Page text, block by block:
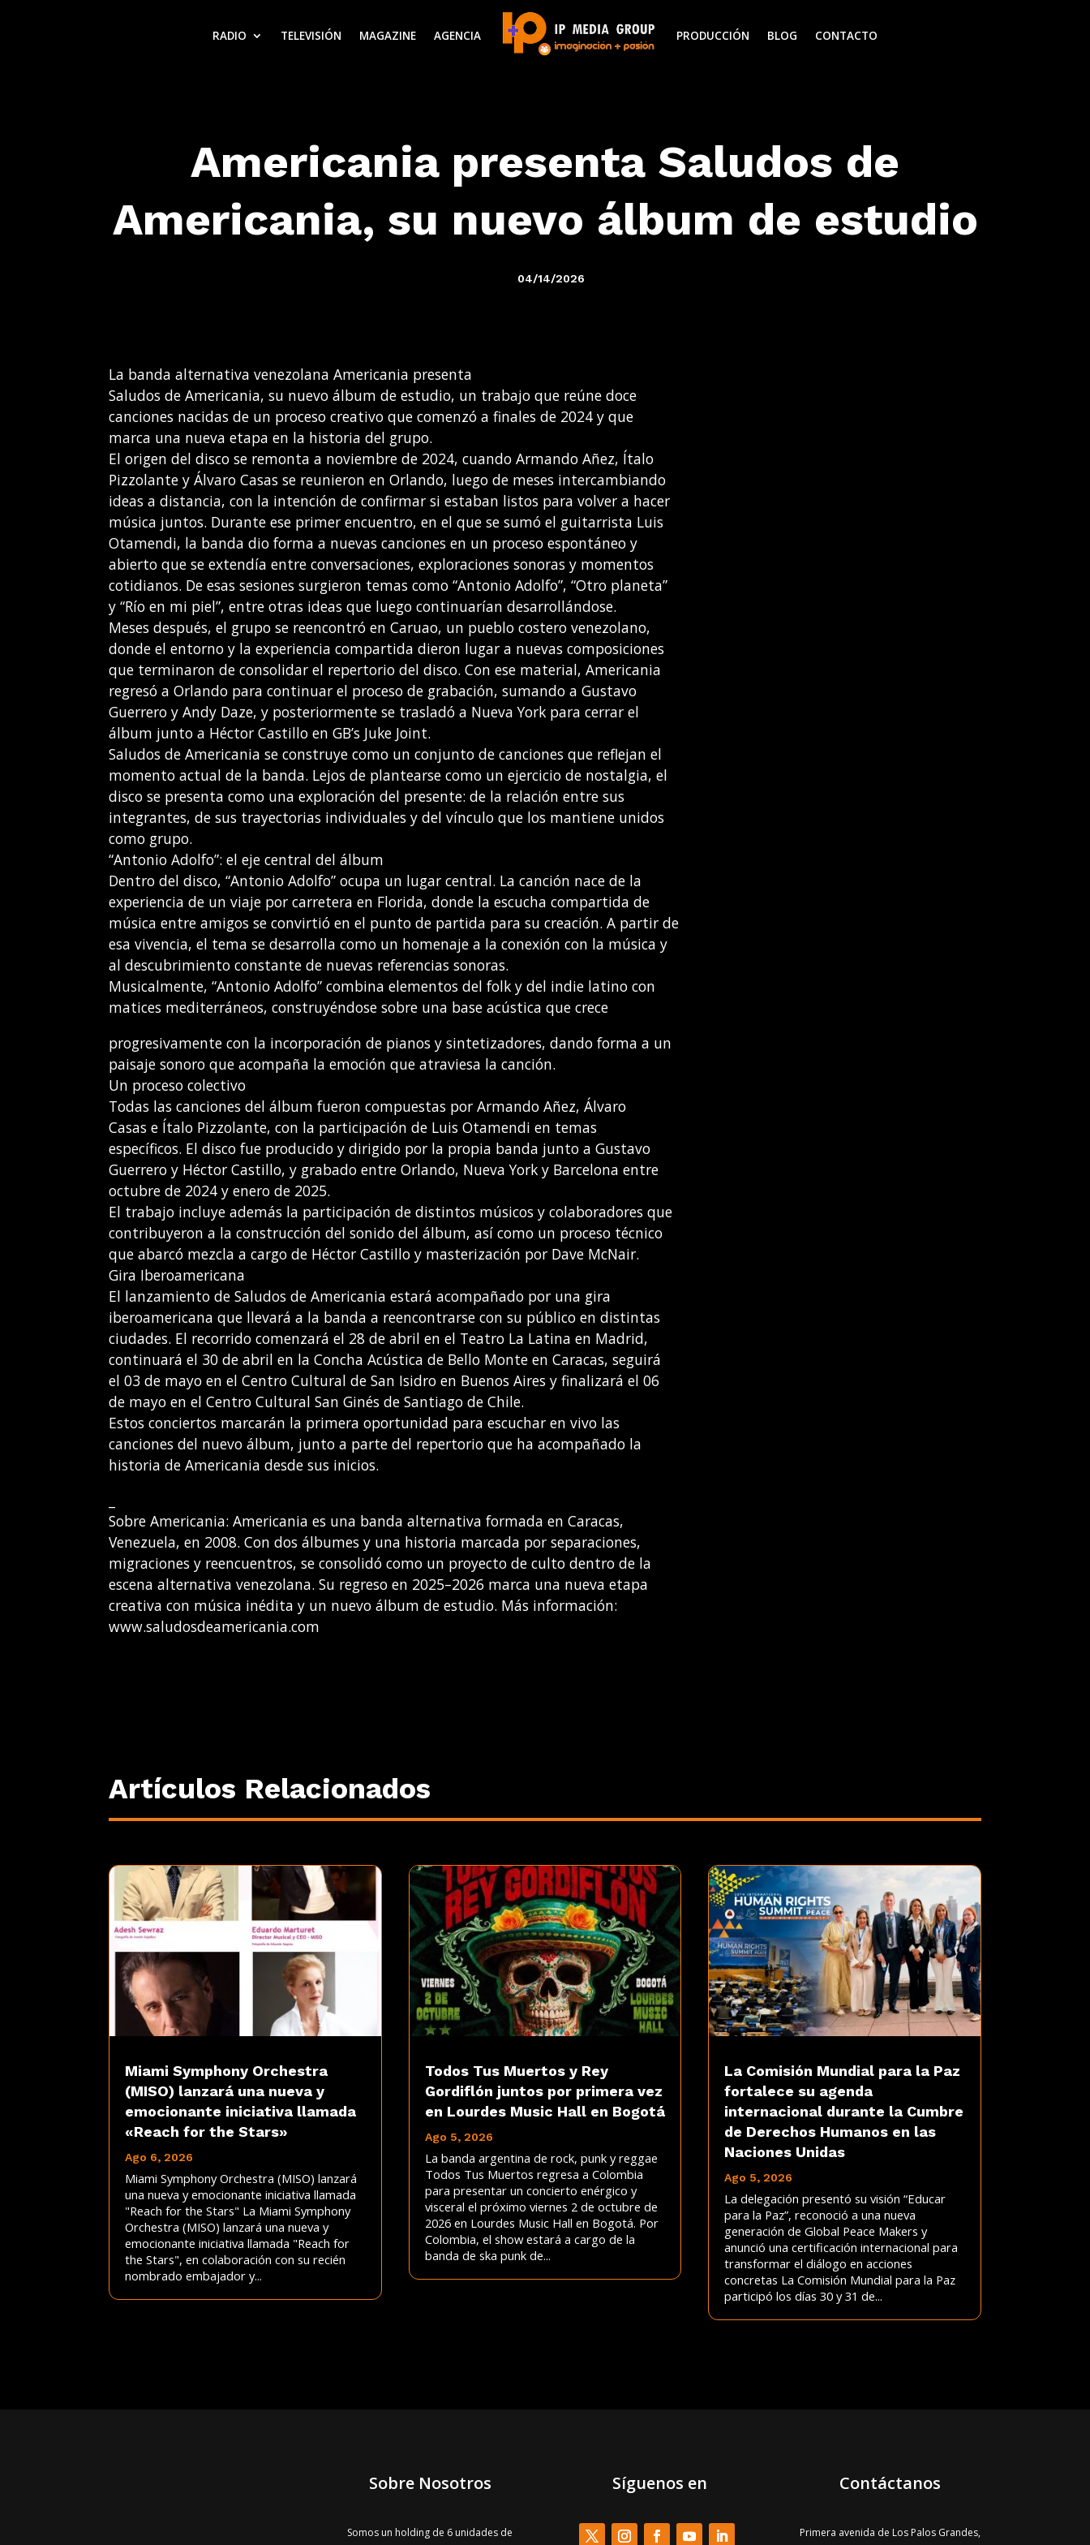
RADIO TELEVISIÓN MAGAZINE AGENCIA PRODUCCIÓN BLOG CONTACTO
Americania presenta Saludos de
Americania, su nuevo álbum de estudio
04/14/2026
La banda alternativa venezolana Americania presenta
Saludos de Americania, su nuevo álbum de estudio, un trabajo que reúne doce
canciones nacidas de un proceso creativo que comenzó a finales de 2024 y que
marca una nueva etapa en la historia del grupo.
El origen del disco se remonta a noviembre de 2024, cuando Armando Añez, Ítalo
Pizzolante y Álvaro Casas se reunieron en Orlando, luego de meses intercambiando
ideas a distancia, con la intención de confirmar si estaban listos para volver a hacer
música juntos. Durante ese primer encuentro, en el que se sumó el guitarrista Luis
Otamendi, la banda dio forma a nuevas canciones en un proceso espontáneo y
abierto que se extendía entre conversaciones, exploraciones sonoras y momentos
cotidianos. De esas sesiones surgieron temas como “Antonio Adolfo”, “Otro planeta”
y “Río en mi piel”, entre otras ideas que luego continuarían desarrollándose.
Meses después, el grupo se reencontró en Caruao, un pueblo costero venezolano,
donde el entorno y la experiencia compartida dieron lugar a nuevas composiciones
que terminaron de consolidar el repertorio del disco. Con ese material, Americania
regresó a Orlando para continuar el proceso de grabación, sumando a Gustavo
Guerrero y Andy Daze, y posteriormente se trasladó a Nueva York para cerrar el
álbum junto a Héctor Castillo en GB’s Juke Joint.
Saludos de Americania se construye como un conjunto de canciones que reflejan el
momento actual de la banda. Lejos de plantearse como un ejercicio de nostalgia, el
disco se presenta como una exploración del presente: de la relación entre sus
integrantes, de sus trayectorias individuales y del vínculo que los mantiene unidos
como grupo.
“Antonio Adolfo”: el eje central del álbum
Dentro del disco, “Antonio Adolfo” ocupa un lugar central. La canción nace de la
experiencia de un viaje por carretera en Florida, donde la escucha compartida de
música entre amigos se convirtió en el punto de partida para su creación. A partir de
esa vivencia, el tema se desarrolla como un homenaje a la conexión con la música y
al descubrimiento constante de nuevas referencias sonoras.
Musicalmente, “Antonio Adolfo” combina elementos del folk y del indie latino con
matices mediterráneos, construyéndose sobre una base acústica que crece
progresivamente con la incorporación de pianos y sintetizadores, dando forma a un
paisaje sonoro que acompaña la emoción que atraviesa la canción.
Un proceso colectivo
Todas las canciones del álbum fueron compuestas por Armando Añez, Álvaro
Casas e Ítalo Pizzolante, con la participación de Luis Otamendi en temas
específicos. El disco fue producido y dirigido por la propia banda junto a Gustavo
Guerrero y Héctor Castillo, y grabado entre Orlando, Nueva York y Barcelona entre
octubre de 2024 y enero de 2025.
El trabajo incluye además la participación de distintos músicos y colaboradores que
contribuyeron a la construcción del sonido del álbum, así como un proceso técnico
que abarcó mezcla a cargo de Héctor Castillo y masterización por Dave McNair.
Gira Iberoamericana
El lanzamiento de Saludos de Americania estará acompañado por una gira
iberoamericana que llevará a la banda a reencontrarse con su público en distintas
ciudades. El recorrido comenzará el 28 de abril en el Teatro La Latina en Madrid,
continuará el 30 de abril en la Concha Acústica de Bello Monte en Caracas, seguirá
el 03 de mayo en el Centro Cultural de San Isidro en Buenos Aires y finalizará el 06
de mayo en el Centro Cultural San Ginés de Santiago de Chile.
Estos conciertos marcarán la primera oportunidad para escuchar en vivo las
canciones del nuevo álbum, junto a parte del repertorio que ha acompañado la
historia de Americania desde sus inicios.
Sobre Americania: Americania es una banda alternativa formada en Caracas,
Venezuela, en 2008. Con dos álbumes y una historia marcada por separaciones,
migraciones y reencuentros, se consolidó como un proyecto de culto dentro de la
escena alternativa venezolana. Su regreso en 2025–2026 marca una nueva etapa
creativa con música inédita y un nuevo álbum de estudio. Más información:
www.saludosdeamericania.com
Artículos Relacionados
Miami Symphony Orchestra
(MISO) lanzará una nueva y
emocionante iniciativa llamada
«Reach for the Stars»
Ago 6, 2026
Miami Symphony Orchestra (MISO) lanzará
una nueva y emocionante iniciativa llamada
"Reach for the Stars" La Miami Symphony
Orchestra (MISO) lanzará una nueva y
emocionante iniciativa llamada "Reach for
the Stars", en colaboración con su recién
nombrado embajador y...
Todos Tus Muertos y Rey
Gordiflón juntos por primera vez
en Lourdes Music Hall en Bogotá
Ago 5, 2026
La banda argentina de rock, punk y reggae
Todos Tus Muertos regresa a Colombia
para presentar un concierto enérgico y
visceral el próximo viernes 2 de octubre de
2026 en Lourdes Music Hall en Bogotá. Por
Colombia, el show estará a cargo de la
banda de ska punk de...
La Comisión Mundial para la Paz
fortalece su agenda
internacional durante la Cumbre
de Derechos Humanos en las
Naciones Unidas
Ago 5, 2026
La delegación presentó su visión “Educar
para la Paz”, reconoció a una nueva
generación de Global Peace Makers y
anunció una certificación internacional para
transformar el diálogo en acciones
concretas La Comisión Mundial para la Paz
participó los días 30 y 31 de...
Sobre Nosotros
Somos un holding de 6 unidades de
Síguenos en Contáctanos
Primera avenida de Los Palos Grandes,